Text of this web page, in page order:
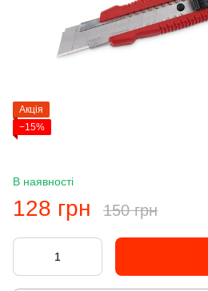
Акція
−15%
В наявності
128 грн 150 грн